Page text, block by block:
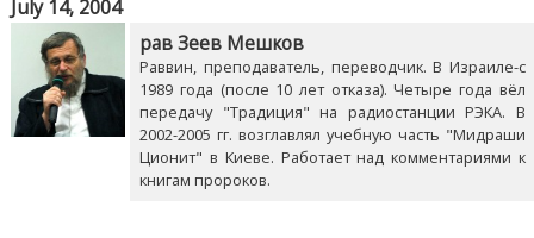
July 14, 2004
рав Зеев Мешков
Раввин, преподаватель, переводчик. В Израиле-с
1989 года (после 10 лет отказа). Четыре года вёл
передачу "Традиция" на радиостанции РЭКА. В
2002-2005 гг. возглавлял учебную часть "Мидраши
Ционит" в Киеве. Работает над комментариями к
книгам пророков.